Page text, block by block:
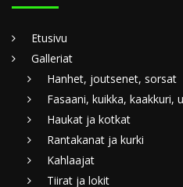
Etusivu
Galleriat
Hanhet, joutsenet, sorsat
Fasaani, kuikka,
Haukat ja kotkat
Rantakanat ja kurki
Kahlaajat
Tiirat ja lokit